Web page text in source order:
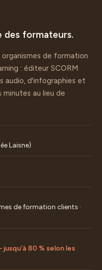
des formateurs.
de formation
: éditeur SCORM
audio, d'infographies et
au lieu de
Laisne)
de formation clients ·
80 % selon les